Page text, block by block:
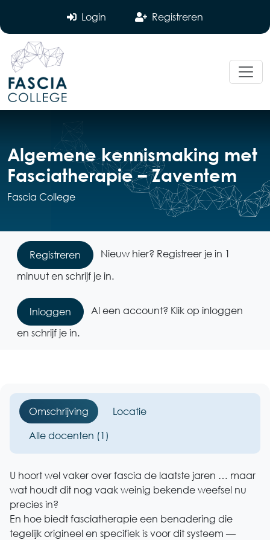
Login Registreren
Algemene kennismaking met
Fasciatherapie – Zaventem
Fascia College
Registreren
Nieuw hier? Registreer je in 1
minuut en schrijf je in.
Inloggen
Al een account? Klik op inloggen
en schrijf je in.
Omschrijving
Locatie
Alle docenten (1)
U hoort wel vaker over fascia de laatste jaren … maar
wat houdt dit nog vaak weinig bekende weefsel nu
precies in?
En hoe biedt fasciatherapie een benadering die
tegelijk origineel en specifiek is voor dit systeem —